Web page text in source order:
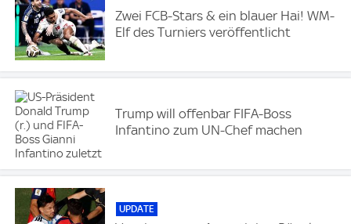
Zwei FCB-Stars & ein blauer Hai! WM-
Elf des Turniers veröffentlicht
Trump will offenbar FIFA-Boss
Infantino zum UN-Chef machen
UPDATE